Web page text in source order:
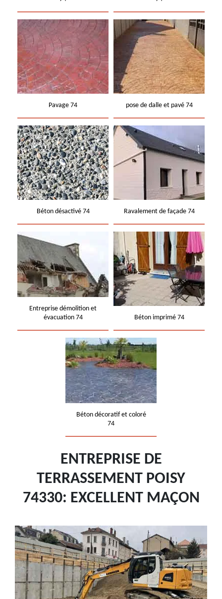
Pavage 74 pose de dalle et pavé 74
Béton désactivé 74 Ravalement de façade 74
Entreprise démolition et
évacuation 74
Béton imprimé 74
Béton décoratif et coloré
74
ENTREPRISE DE
TERRASSEMENT POISY
74330: EXCELLENT MAÇON